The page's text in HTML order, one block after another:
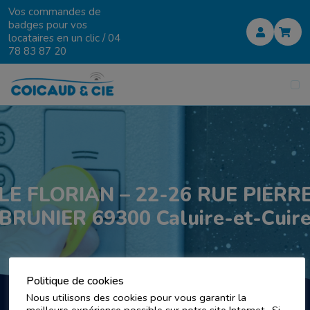
Vos commandes de
badges pour vos
locataires en un clic /04
78 83 87 20
FLORIAN – 22-26 RUE
69300 Caluire-et-
Politique de cookies
Nous utilisons des cookies pour vous garantir la